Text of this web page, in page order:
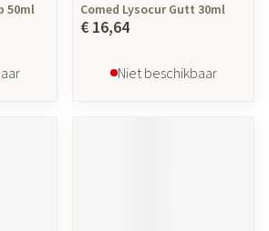
50ml
Comed Lysocur Gutt 30ml
€ 16,64
Niet beschikbaar